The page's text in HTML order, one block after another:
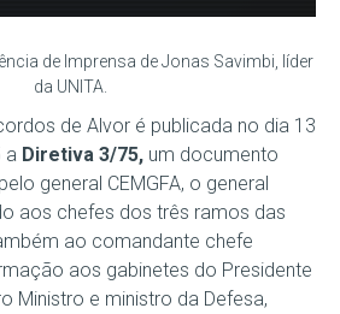
de Jonas Savimbi, líder
da UNITA.
de Alvor é publicada no dia 13
a Diretiva 3/75, um documento
general CEMGFA, o general
aos chefes dos três ramos das
ao comandante chefe
aos gabinetes do Presidente
Ministro e ministro da Defesa,